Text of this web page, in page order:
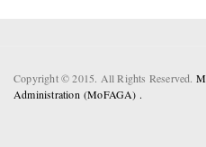
Copyright © 2015. All Rights Reserved.
Administration (MoFAGA) .